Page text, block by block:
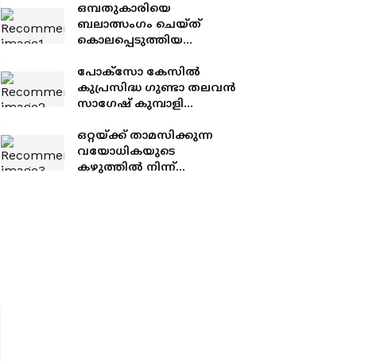
ഒമ്പതുകാരിയെ
ബലാത്സംഗം ചെയ്ത്
കൊലപ്പെടുത്തിയ
വധശിക്ഷ
പോക്‌സോ കേസിൽ
കുപ്രസിദ്ധ ഗുണ്ടാ തലവൻ
സാഗേഷ് കുമ്പാളി
ഒറ്റയ്ക്ക് താമസിക്കുന്ന
വയോധികയുടെ
കഴുത്തിൽ നിന്ന്